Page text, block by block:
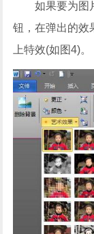
如果要为图片
钮，在弹出的效
上特效(如图4)。